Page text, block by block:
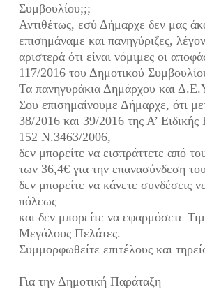
Συμβουλίου;;;
Αντιθέτως, εσύ Δήμαρχε δεν μας
επισημάναμε και πανηγύριζες,
αριστερά ότι είναι νόμιμες οι
117/2016 του Δημοτικού
Τα πανηγυράκια Δημάρχου και
Σου επισημαίνουμε Δήμαρχε, ότι
38/2016 και 39/2016 της Α’
152 Ν.3463/2006,
δεν μπορείτε να εισπράττετε από
των 36,4€ για την επανασύνδεση
δεν μπορείτε να κάνετε συνδέσεις
πόλεως
και δεν μπορείτε να εφαρμόσετε
Μεγάλους Πελάτες.
Συμμορφωθείτε επιτέλους και
Για την Δημοτική Παράταξη